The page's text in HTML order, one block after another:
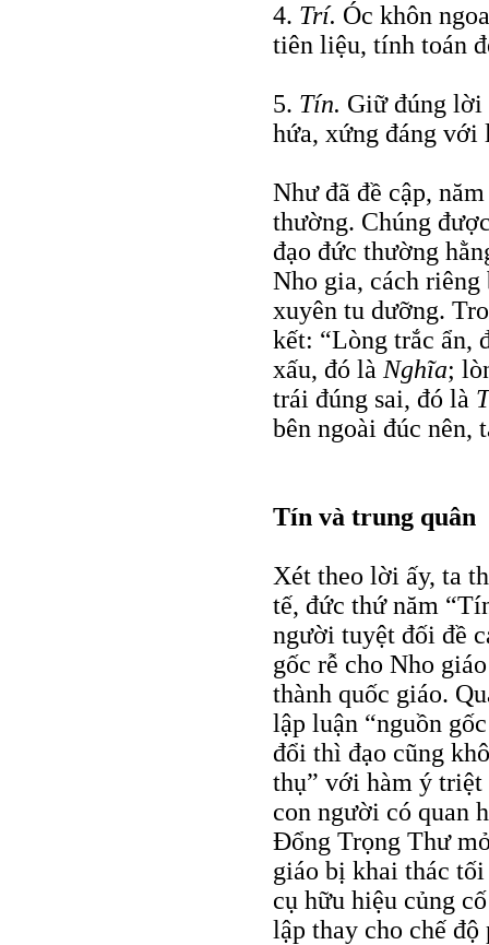
4. Trí. Óc khôn
tiên liệu, tính toán
5. Tín. Giữ đúng lời
hứa, xứng đáng
Như đã đề cập,
thường. Chúng
đạo đức thường
Nho gia, cách
xuyên tu dưỡng.
kết: “Lòng trắc ẩn,
xấu, đó là Nghĩa;
trái đúng sai, đó là
bên ngoài đúc nên,
Tín và trung quân
Xét theo lời ấy, ta
tế, đức thứ năm
người tuyệt đối đề
gốc rễ cho Nho
thành quốc giáo.
lập luận “nguồn
đổi thì đạo cũng
thụ” với hàm ý triệt
con người có quan
Ðổng Trọng Thư
giáo bị khai thác
cụ hữu hiệu củng
lập thay cho chế